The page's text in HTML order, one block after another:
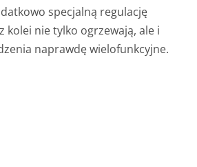
specjalną regulację
kolei nie tylko ogrzewają, ale i
naprawdę wielofunkcyjne.